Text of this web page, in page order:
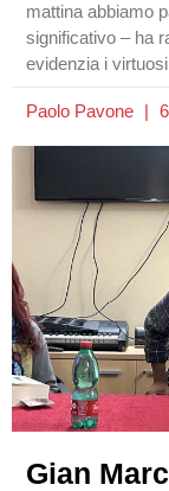
mattina abbiamo
significativo – ha
evidenzia i
Paolo Pavone
Gian